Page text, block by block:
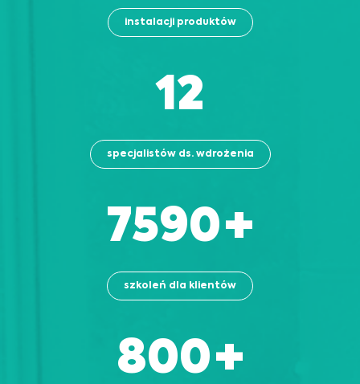
instalacji produktów
13
specjalistów ds. wdrożenia
8310+
szkoleń dla klientów
883+